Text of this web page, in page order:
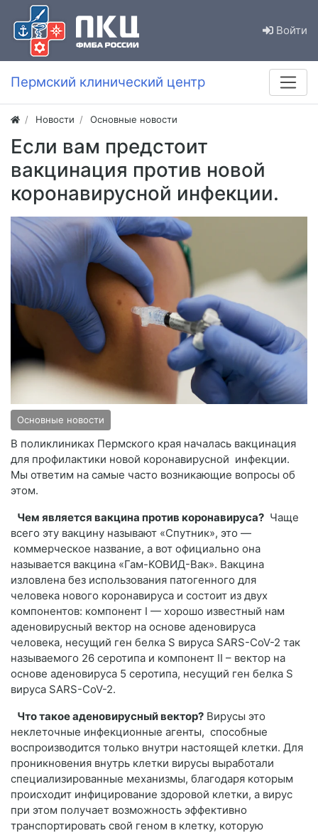
Войти
Пермский клинический центр
Новости Основные новости
Если вам предстоит
вакцинация против новой
коронавирусной инфекции.
Основные новости
В поликлиниках Пермского края началась вакцинация
для профилактики новой коронавирусной инфекции.
Мы ответим на самые часто возникающие вопросы об
этом.
Чем является вакцина против коронавируса? Чаще
всего эту вакцину называют «Спутник», это —
коммерческое название, а вот официально она
называется вакцина «Гам-КОВИД-Вак». Вакцина
изловлена без использования патогенного для
человека нового коронавируса и состоит из двух
компонентов: компонент I — хорошо известный нам
аденовирусный вектор на основе аденовируса
человека, несущий ген белка S вируса SARS-CoV-2 так
называемого 26 серотипа и компонент II – вектор на
основе аденовируса 5 серотипа, несущий ген белка S
вируса SARS-CoV-2.
Что такое аденовирусный вектор? Вирусы это
неклеточные инфекционные агенты, способные
воспроизводится только внутри настоящей клетки. Для
проникновения внутрь клетки вирусы выработали
специализированные механизмы, благодаря которым
происходит инфицирование здоровой клетки, а вирус
при этом получает возможность эффективно
транспортировать свой геном в клетку, которую